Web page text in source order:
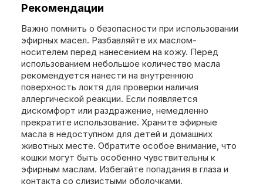
Рекомендации
Важно помнить о безопасности при использовании
эфирных масел. Разбавляйте их маслом-
носителем перед нанесением на кожу. Перед
использованием небольшое количество масла
рекомендуется нанести на внутреннюю
поверхность локтя для проверки наличия
аллергической реакции. Если появляется
дискомфорт или раздражение, немедленно
прекратите использование. Храните эфирные
масла в недоступном для детей и домашних
животных месте. Обратите особое внимание, что
кошки могут быть особенно чувствительны к
эфирным маслам. Избегайте попадания в глаза и
контакта со слизистыми оболочками.